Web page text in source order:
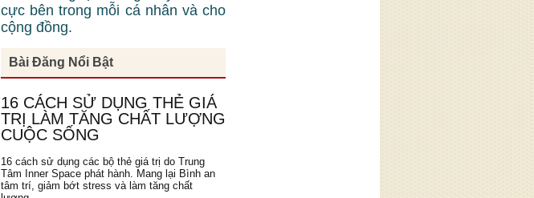
cực bên trong mỗi cá nhân và cho
cộng đồng.
Bài Đăng Nổi Bật
16 CÁCH SỬ DỤNG THẺ GIÁ
TRỊ LÀM TĂNG CHẤT LƯỢNG
CUỘC SỐNG
16 cách sử dụng các bộ thẻ giá trị do Trung
Tâm Inner Space phát hành. Mang lại Bình an
tâm trí, giảm bớt stress và làm tăng chất